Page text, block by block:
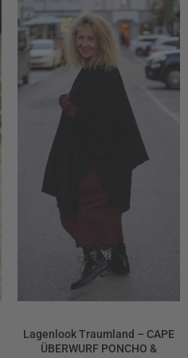
Lagenlook Traumland – CAPE
ÜBERWURF PONCHO &